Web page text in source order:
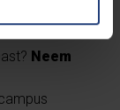
Neem